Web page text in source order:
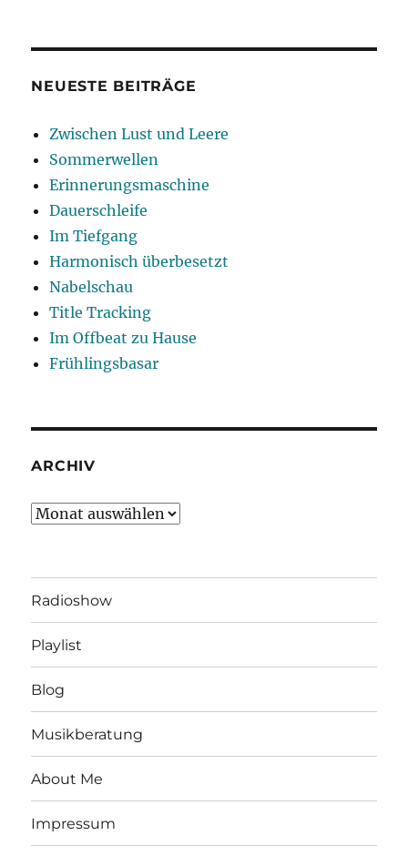
NEUESTE BEITRÄGE
Zwischen Lust und Leere
Sommerwellen
Erinnerungsmaschine
Dauerschleife
Im Tiefgang
Harmonisch überbesetzt
Nabelschau
Title Tracking
Im Offbeat zu Hause
Frühlingsbasar
ARCHIV
Archiv
Radioshow
Playlist
Blog
Musikberatung
About Me
Impressum